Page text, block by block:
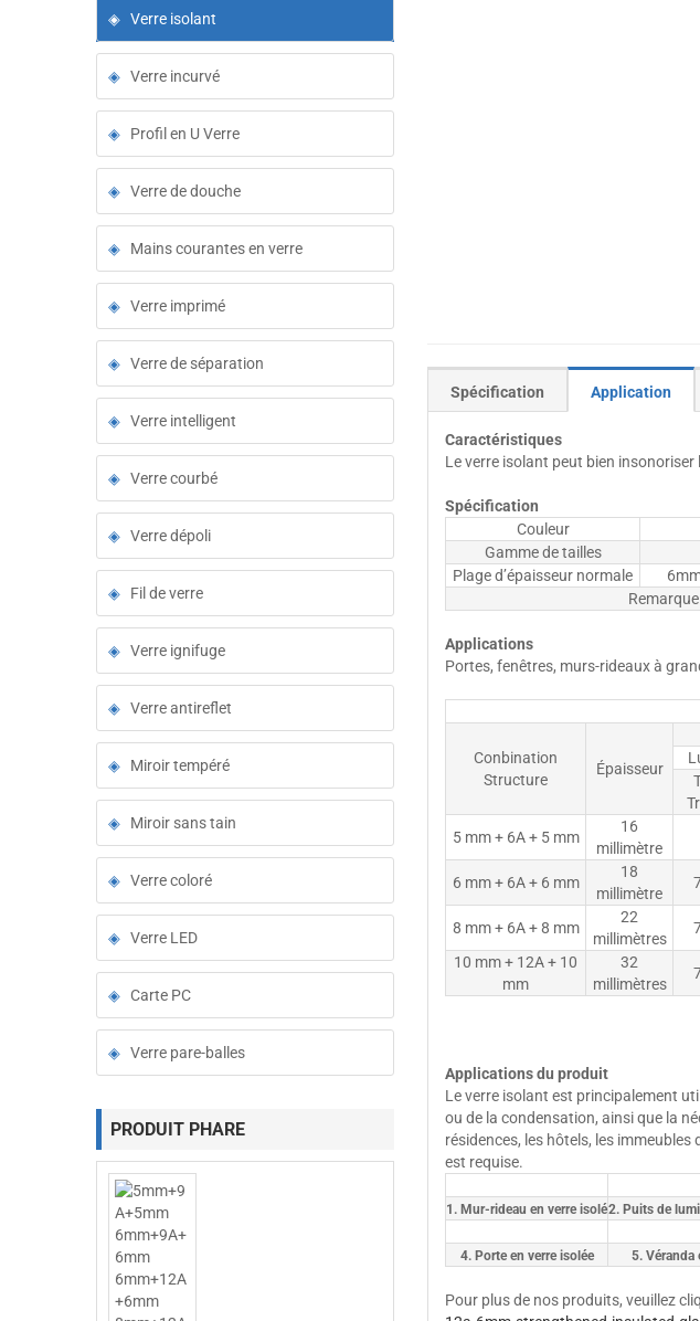
Spécification Application
Caractéristiques
Le verre isolant peut bien
Spécification
Couleur
Gamme de tailles
Plage d’épaisseur normale
Applications
Portes, fenêtres, murs-rideaux à
Conbination
Structure
Épaisseur
5 mm + 6A + 5 mm
16
millimètre
6 mm + 6A + 6 mm
18
millimètre
8 mm + 6A + 8 mm
22
millimètres
10 mm + 12A + 10
mm
32
millimètres
Applications du produit
Le verre isolant est principalement
ou de la condensation, ainsi que la
résidences, les hôtels, les
est requise.
1. Mur-rideau en verre isolé2. Puits de
4. Porte en verre isolée 5. Véranda
Pour plus de nos produits, veuillez
Verre isolant
Verre incurvé
Profil en U Verre
Verre de douche
Mains courantes en verre
Verre imprimé
Verre de séparation
Verre intelligent
Verre courbé
Verre dépoli
Fil de verre
Verre ignifuge
Verre antireflet
Miroir tempéré
Miroir sans tain
Verre coloré
Verre LED
Carte PC
Verre pare-balles
PRODUIT PHARE